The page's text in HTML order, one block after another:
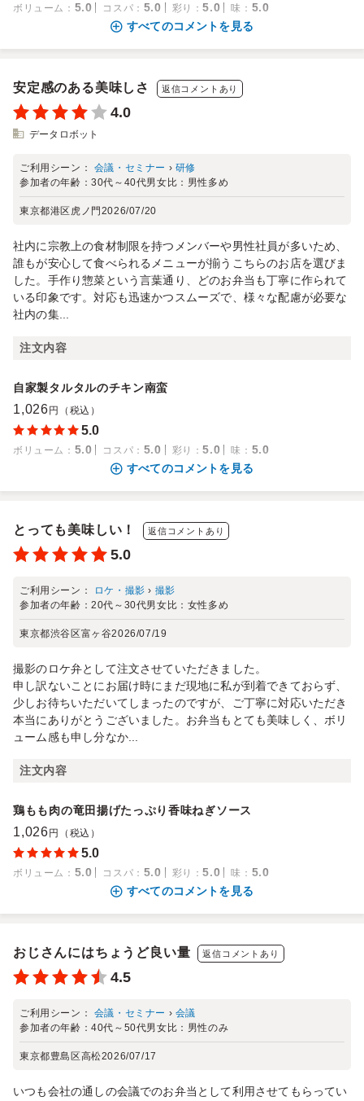
ボリューム ： 5.0 コスパ ： 5.0 彩り ：5.0 味 ： 5.0
すべてのコメントを見る
安定感のある美味しさ 返信コメントあり
4.0
データロボット
ご利用シーン： 会議・セミナー › 研修
参加者の年齢：30代～40代男女比： 男性多め
東京都港区虎ノ門 2026/07/20
社内に宗教上の食材制限を持つメンバーや男性社員が多いため、
誰もが安心して食べられるメニューが揃うこちらのお店を選びま
した。手作り惣菜という言葉通り、どのお弁当も丁寧に作られて
いる印象です。対応も迅速かつスムーズで、様々な配慮が必要な
社内の集...
注文内容
自家製タルタルのチキン南蛮
1,026 円（税込）
5.0
ボリューム ： 5.0 コスパ ： 5.0 彩り ：5.0 味 ： 5.0
すべてのコメントを見る
とっても美味しい！ 返信コメントあり
5.0
ご利用シーン： ロケ・撮影 › 撮影
参加者の年齢：20代～30代男女比： 女性多め
東京都渋谷区富ヶ谷2026/07/19
撮影のロケ弁として注文させていただきました。
申し訳ないことにお届け時にまだ現地に私が到着できておらず、
少しお待ちいただいてしまったのですが、ご丁寧に対応いただき
本当にありがとうございました。お弁当もとても美味しく、ボリ
ューム感も申し分なか...
注文内容
鶏もも肉の竜田揚げたっぷり香味ねぎソース
1,026 円（税込）
5.0
ボリューム ： 5.0 コスパ ： 5.0 彩り ：5.0 味 ： 5.0
すべてのコメントを見る
おじさんにはちょうど良い量 返信コメントあり
4.5
ご利用シーン： 会議・セミナー › 会議
参加者の年齢：40代～50代男女比： 男性のみ
東京都豊島区高松2026/07/17
いつも会社の通しの会議でのお弁当として利用させてもらってい